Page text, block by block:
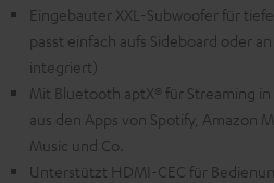
Eingebauter XXL-Subwoofer für
passt einfach aufs Sideboard oder
integriert)
Mit Bluetooth aptX® für Streaming
aus den Apps von Spotify, Amazon
Music und Co.
Unterstützt HDMI-CEC für